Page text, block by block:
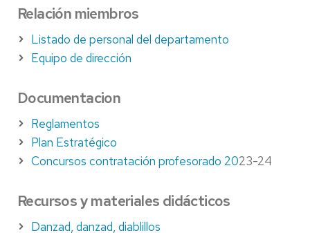
Relación miembros
Listado de personal del departamento
Equipo de dirección
Documentacion
Reglamentos
Plan Estratégico
Concursos contratación profesorado 2023-24
Recursos y materiales didácticos
Danzad, danzad, diablillos